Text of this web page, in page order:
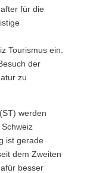
für die
Tourismus ein.
der
zu
werden
ist gerade
dem Zweiten
besser